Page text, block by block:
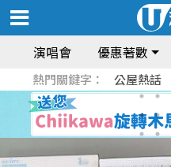
演唱會 優惠著數
熱門關鍵字： 公屋熱話